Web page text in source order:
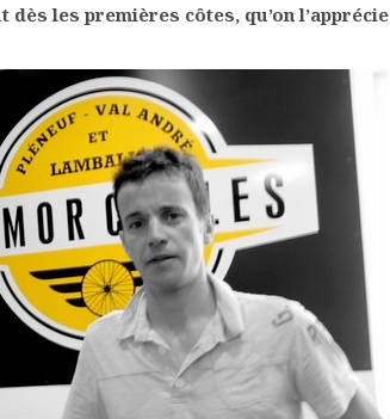
dès les premières côtes, qu’on l’apprécie